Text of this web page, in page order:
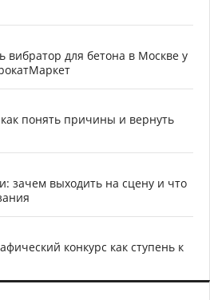
вибратор для бетона в Москве у
понять причины и вернуть
зачем выходить на сцену и что
конкурс как ступень к